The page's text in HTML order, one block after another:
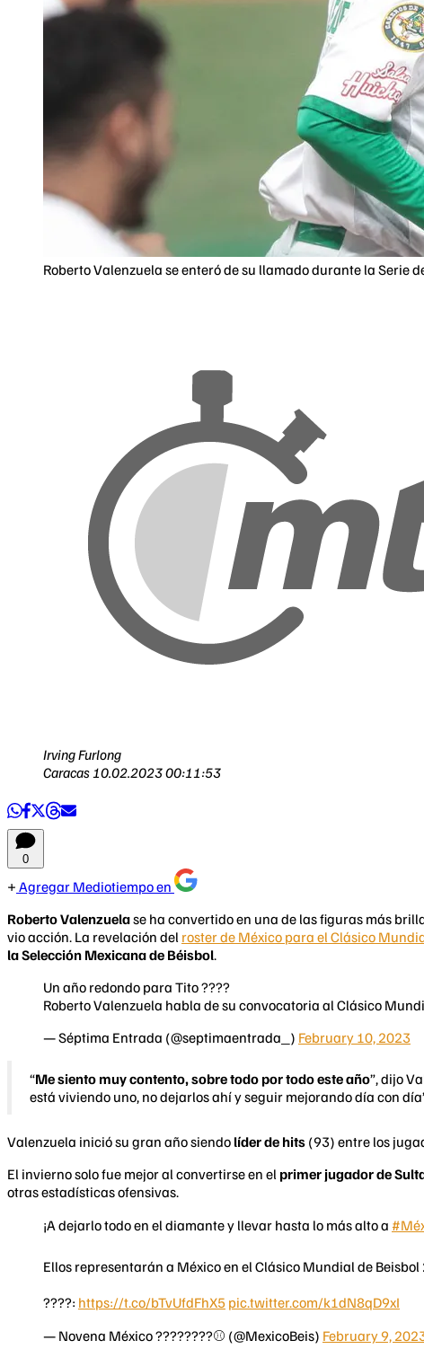
Roberto Valenzuela se enteró de su llamado durante la Serie
Irving Furlong
Caracas 10.02.2023 00:11:53
0
Agregar Mediotiempo en
Roberto Valenzuelase ha convertido en una de las figuras más
vio acción. La revelación del roster de México para el Clásico
la Selección Mexicana de Béisbol.
Un año redondo para Tito ????
Roberto Valenzuela habla de su convocatoria al Clásico
— Séptima Entrada (@septimaentrada_) February 10, 2023
“Me siento muy contento, sobre todo por todo este año”, dijo
está viviendo uno, no dejarlos ahí y seguir mejorando día con
Valenzuela inició su gran año siendo líder de hits (93) entre los
El invierno solo fue mejor al convertirse en el primer jugador de
otras estadísticas ofensivas.
¡A dejarlo todo en el diamante y llevar hasta lo más alto a
Ellos representarán a México en el Clásico Mundial de Beisbol
????: https://t.co/bTvUfdFhX5 pic.twitter.com/k1dN8qD9xI
— Novena México ????????⚾ (@MexicoBeis) February 9,